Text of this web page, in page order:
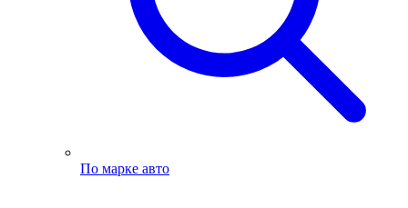
По марке авто